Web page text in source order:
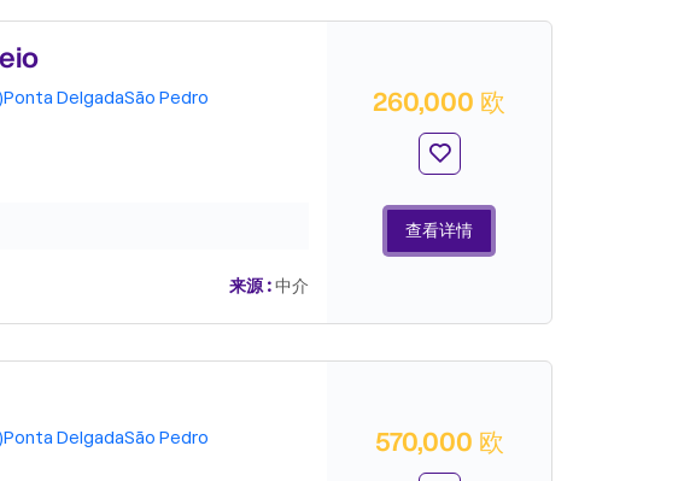
Ponta DelgadaSão Pedro
来源 :中介
260,000 欧
查看详情
Ponta DelgadaSão Pedro 570,000 欧